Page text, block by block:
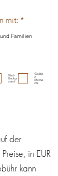
der
in EUR
kann
mit: *
l
f
Familien
Black
Backgr
ound
Golde
n
Mome
nts